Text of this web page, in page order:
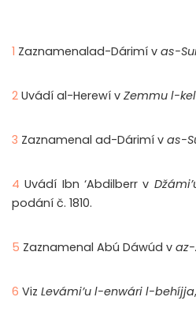
1 Zaznamenalad-Dárimí v as-
2 Uvádí al-Herewí v Zemmu l-
3 Zaznamenal ad-Dárimí v as-
4 Uvádí Ibn ‘Abdilberr v
podání č. 1810.
5 Zaznamenal Abú Dáwúd v
6 Viz Levámi’u l-enwári l-behíjja